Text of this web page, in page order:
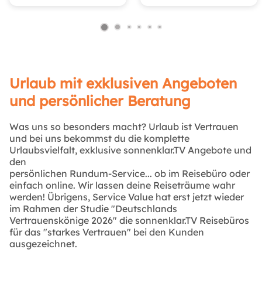
Urlaub mit exklusiven Angeboten
und persönlicher Beratung
Was uns so besonders macht? Urlaub ist Vertrauen
und bei uns bekommst du die komplette
Urlaubsvielfalt, exklusive sonnenklar.TV Angebote und
den
persönlichen Rundum-Service... ob im Reisebüro oder
einfach online. Wir lassen deine Reiseträume wahr
werden! Übrigens, Service Value hat erst jetzt wieder
im Rahmen der Studie "Deutschlands
Vertrauenskönige 2026" die sonnenklar.TV Reisebüros
für das "starkes Vertrauen" bei den Kunden
ausgezeichnet.